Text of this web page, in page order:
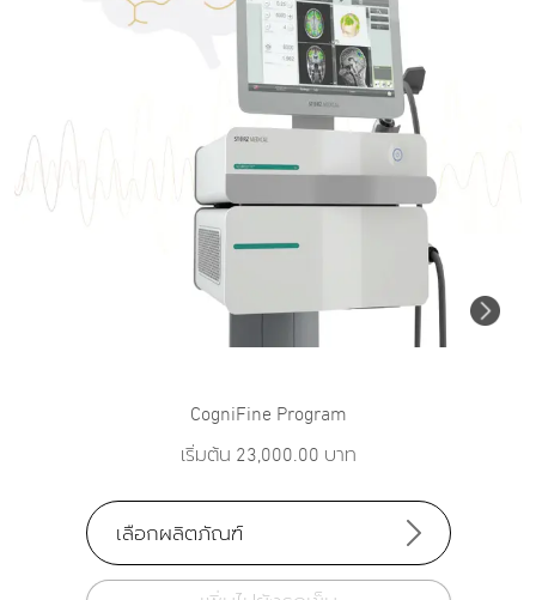
CogniFine Program
เริ่มต้น 23,000.00 บาท
เลือกผลิตภัณฑ์